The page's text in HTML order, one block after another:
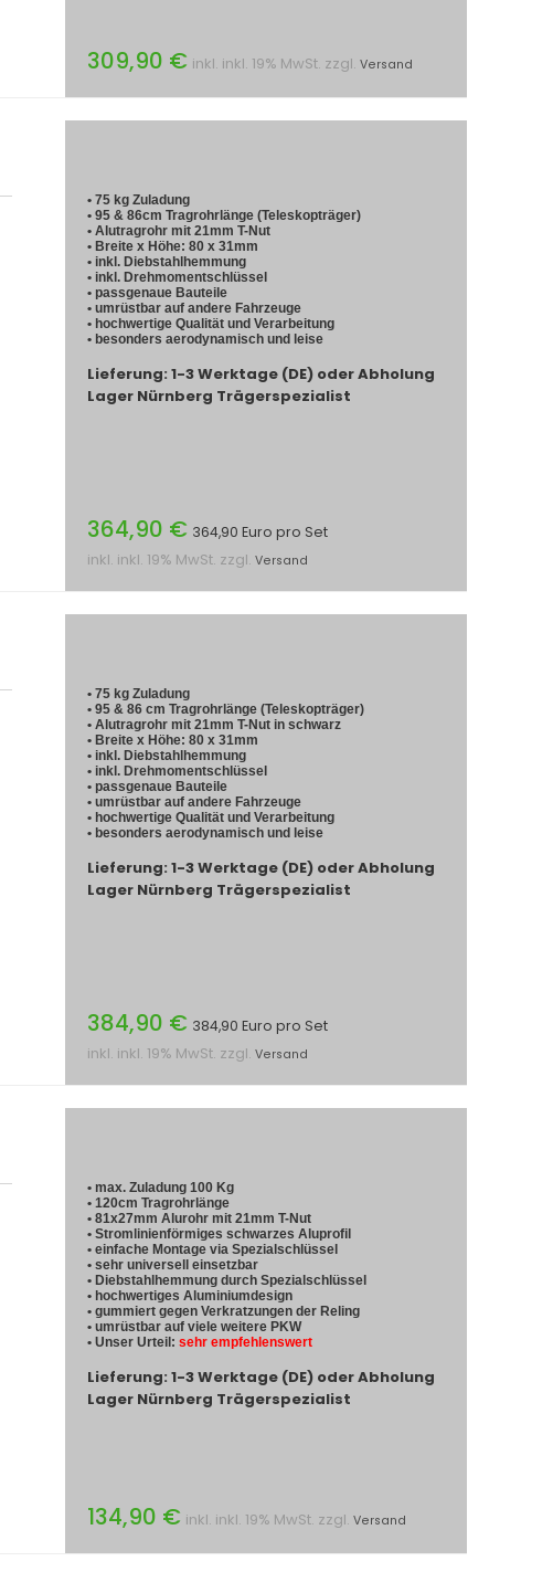
309,90 € inkl. inkl. 19% MwSt. zzgl. Versand
• 75 kg Zuladung
• 95 & 86cm Tragrohrlänge (Teleskopträger)
• Alutragrohr mit 21mm T-Nut
• Breite x Höhe: 80 x 31mm
• inkl. Diebstahlhemmung
• inkl. Drehmomentschlüssel
• passgenaue Bauteile
• umrüstbar auf andere Fahrzeuge
• hochwertige Qualität und Verarbeitung
• besonders aerodynamisch und leise
Lieferung: 1-3 Werktage (DE) oder Abholung
Lager Nürnberg Trägerspezialist
364,90 € 364,90 Euro pro Set
inkl. inkl. 19% MwSt. zzgl. Versand
• 75 kg Zuladung
• 95 & 86 cm Tragrohrlänge (Teleskopträger)
• Alutragrohr mit 21mm T-Nut in schwarz
• Breite x Höhe: 80 x 31mm
• inkl. Diebstahlhemmung
• inkl. Drehmomentschlüssel
• passgenaue Bauteile
• umrüstbar auf andere Fahrzeuge
• hochwertige Qualität und Verarbeitung
• besonders aerodynamisch und leise
Lieferung: 1-3 Werktage (DE) oder Abholung
Lager Nürnberg Trägerspezialist
384,90 € 384,90 Euro pro Set
inkl. inkl. 19% MwSt. zzgl. Versand
• max. Zuladung 100 Kg
• 120cm Tragrohrlänge
• 81x27mm Alurohr mit 21mm T-Nut
• Stromlinienförmiges schwarzes Aluprofil
• einfache Montage via Spezialschlüssel
• sehr universell einsetzbar
• Diebstahlhemmung durch Spezialschlüssel
• hochwertiges Aluminiumdesign
• gummiert gegen Verkratzungen der Reling
• umrüstbar auf viele weitere PKW
• Unser Urteil: sehr empfehlenswert
Lieferung: 1-3 Werktage (DE) oder Abholung
Lager Nürnberg Trägerspezialist
134,90 € inkl. inkl. 19% MwSt. zzgl. Versand